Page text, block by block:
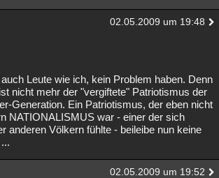
Allmystery English
02.05.2009 um 19:48
Leute wie ich, kein Problem haben. Denn
nicht mehr der "vergiftete" Patriotismus der
Generation. Ein Patriotismus, der eben nicht
NATIONALISMUS war - einer der sich
anderen Völkern fühlte - beileibe nun keine
02.05.2009 um 19:52